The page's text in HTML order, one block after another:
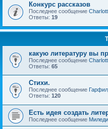
Конкурс рассказов
Последнее сообщение
Ответы: 19
какую литературу вы
Последнее сообщение
Ответы: 65
Стихи.
Последнее сообщение
Ответы: 120
Есть идея создать
Последнее сообщение